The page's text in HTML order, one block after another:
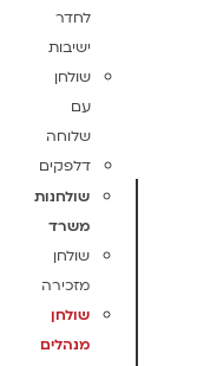
לחדר
ישיבות
שולחן
עם
שלוחה
דלפקים
שולחנות
משרד
שולחן
מזכירה
שולחן
מנהלים